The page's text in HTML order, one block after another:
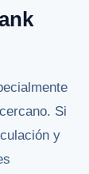
Si
y